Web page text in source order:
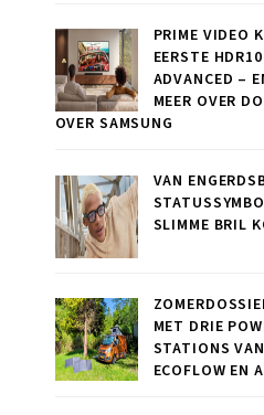
PRIME VIDEO
EERSTE
ADVANCED –
MEER OVER
OVER SAMSUNG
VAN
SLIMME BRIL
MET DRIE
STATIONS
ECOFLOW EN